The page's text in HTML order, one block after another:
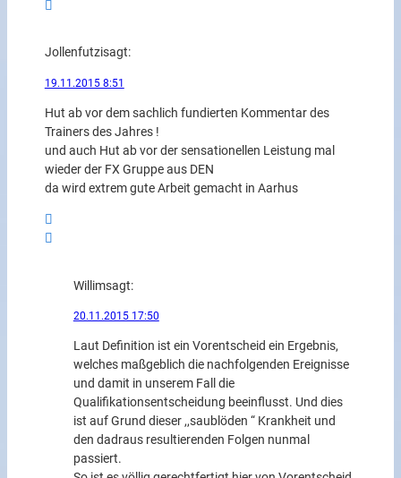
Jollenfutzisagt:
19.11.2015 8:51
Hut ab vor dem sachlich fundierten Kommentar des
Trainers des Jahres !
und auch Hut ab vor der sensationellen Leistung mal
wieder der FX Gruppe aus DEN
da wird extrem gute Arbeit gemacht in Aarhus
Willimsagt:
20.11.2015 17:50
Laut Definition ist ein Vorentscheid ein Ergebnis,
welches maßgeblich die nachfolgenden Ereignisse
und damit in unserem Fall die
Qualifikationsentscheidung beeinflusst. Und dies
ist auf Grund dieser ,,saublöden “ Krankheit und
den dadraus resultierenden Folgen nunmal
passiert.